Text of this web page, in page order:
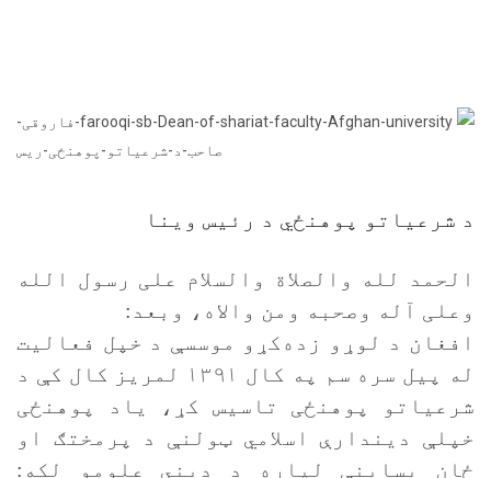
د شرعیاتو پوهنځي د رئيس وینا
الحمد لله والصلاة والسلام علی رسول الله
وعلی آله وصحبه ومن والاه، وبعد:
افغان د لوړو زده‌کړو موسسې د خپل فعالیت
له پیل سره سم په کال ۱۳۹۱ لمریز کال کې د
شرعیاتو پوهنځی تاسیس کړ، یاد پوهنځی
خپلې ديندارې اسلامي ټولنې د پرمختګ او
ځان بساينې لپاره د ديني علومو لکه: